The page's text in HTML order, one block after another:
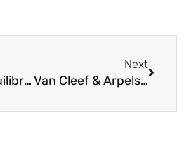
Cartier En Equilibre – High Jewelery Collection – Chapter 2
Next
Van Cleef & Arpels Alhambra Delicate Metamorphoses